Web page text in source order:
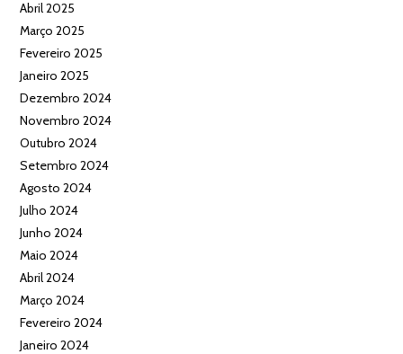
Abril 2025
Março 2025
Fevereiro 2025
Janeiro 2025
Dezembro 2024
Novembro 2024
Outubro 2024
Setembro 2024
Agosto 2024
Julho 2024
Junho 2024
Maio 2024
Abril 2024
Março 2024
Fevereiro 2024
Janeiro 2024